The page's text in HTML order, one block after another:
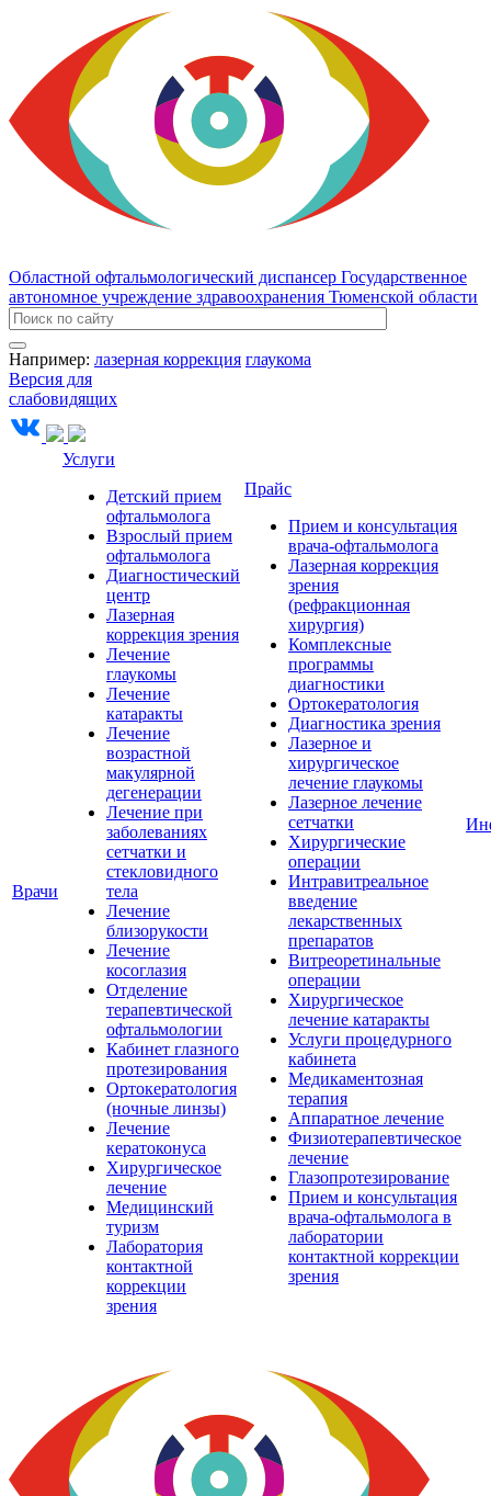
Областной офтальмологический диспансер Государственное
автономное учреждение здравоохранения Тюменской области
Например: лазерная коррекция глаукома
Версия для
слабовидящих
Врачи
Услуги
Детский прием
офтальмолога
Взрослый прием
офтальмолога
Диагностический
центр
Лазерная
коррекция зрения
Лечение
глаукомы
Лечение
катаракты
Лечение
возрастной
макулярной
дегенерации
Лечение при
заболеваниях
сетчатки и
стекловидного
тела
Лечение
близорукости
Лечение
косоглазия
Отделение
терапевтической
офтальмологии
Кабинет глазного
протезирования
Ортокератология
(ночные линзы)
Лечение
кератоконуса
Хирургическое
лечение
Медицинский
туризм
Лаборатория
контактной
коррекции
зрения
Прайс
Прием и консультация
врача-офтальмолога
Лазерная коррекция
зрения
(рефракционная
хирургия)
Комплексные
программы
диагностики
Ортокератология
Диагностика зрения
Лазерное и
хирургическое
лечение глаукомы
Лазерное лечение
сетчатки
Хирургические
операции
Интравитреальное
введение
лекарственных
препаратов
Витреоретинальные
операции
Хирургическое
лечение катаракты
Услуги процедурного
кабинета
Медикаментозная
терапия
Аппаратное лечение
Физиотерапевтическое
лечение
Глазопротезирование
Прием и консультация
врача-офтальмолога в
лаборатории
контактной коррекции
зрения